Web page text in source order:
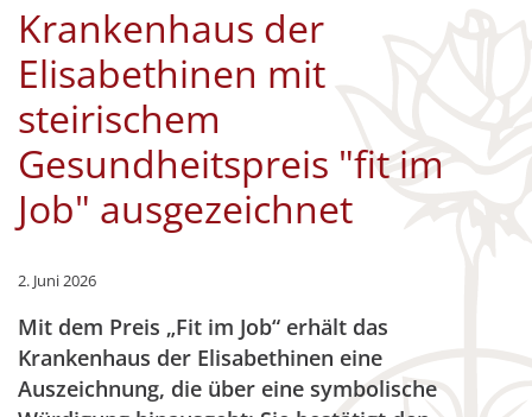
Krankenhaus der
Elisabethinen mit
steirischem
Gesundheitspreis "fit im
Job" ausgezeichnet
2. Juni 2026
Mit dem Preis „Fit im Job“ erhält das
Krankenhaus der Elisabethinen eine
Auszeichnung, die über eine symbolische